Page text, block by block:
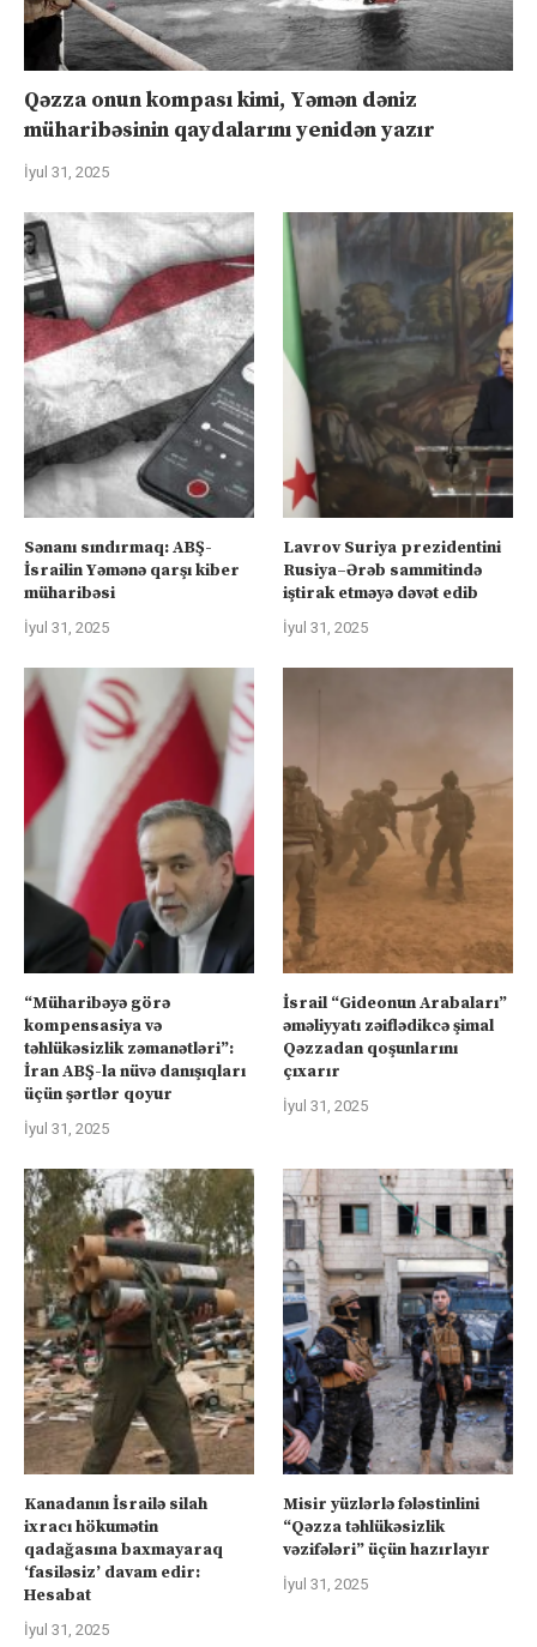
Qəzza onun kompası kimi, Yəmən dəniz
müharibəsinin qaydalarını yenidən yazır
İyul 31, 2025
Sənanı sındırmaq: ABŞ-
İsrailin Yəmənə qarşı kiber
müharibəsi
İyul 31, 2025
Lavrov Suriya prezidentini
Rusiya–Ərəb sammitində
iştirak etməyə dəvət edib
İyul 31, 2025
“Müharibəyə görə
kompensasiya və
təhlükəsizlik zəmanətləri”:
İran ABŞ-la nüvə danışıqları
üçün şərtlər qoyur
İyul 31, 2025
İsrail “Gideonun Arabaları”
əməliyyatı zəiflədikcə şimal
Qəzzadan qoşunlarını
çıxarır
İyul 31, 2025
Kanadanın İsrailə silah
ixracı hökumətin
qadağasına baxmayaraq
‘fasiləsiz’ davam edir:
Hesabat
İyul 31, 2025
Misir yüzlərlə fələstinlini
“Qəzza təhlükəsizlik
vəzifələri” üçün hazırlayır
İyul 31, 2025